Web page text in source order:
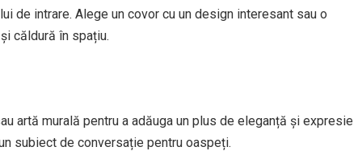
de intrare. Alege un covor cu un design interesant sau o
căldură în spațiu.
artă murală pentru a adăuga un plus de eleganță și expresie
subiect de conversație pentru oaspeți.